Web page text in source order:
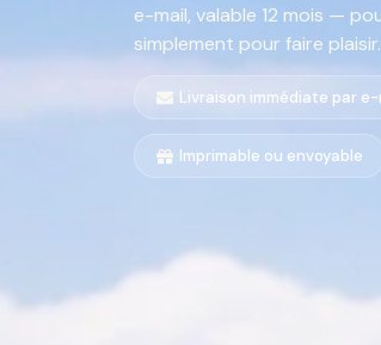
e-mail, valable 12 mois —
simplement pour faire plaisir.
Livraison immédiate par e-
Imprimable ou envoyable